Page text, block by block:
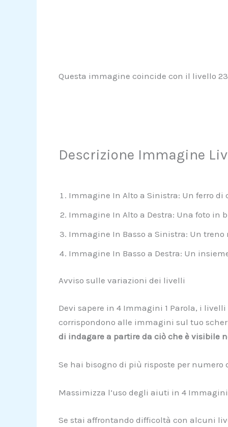
Questa immagine coincide con il livello
Descrizione Immagine
Immagine In Alto a Sinistra: Un ferro
Immagine In Alto a Destra: Una foto in
Immagine In Basso a Sinistra: Un
Immagine In Basso a Destra: Un
Avviso sulle variazioni dei livelli
Devi sapere in 4 Immagini 1 Parola, i
corrispondono alle immagini sul tuo
di indagare a partire da ciò che è visibile
Se hai bisogno di più risposte per
Massimizza l’uso degli aiuti in 4 Immagini
Se stai affrontando difficoltà con alcuni